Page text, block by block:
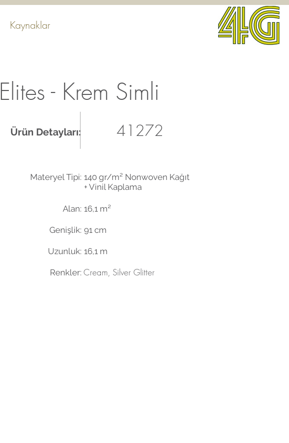
Kaynaklar
41272
Elites - Krem Simli
Ürün Detayları:
Materyel Tipi:
Alan:
Genişlik:
Uzunluk:
Renkler:
140 gr/m² Nonwoven Kağıt
+ Vinil Kaplama
16,1 m²
91 cm
16,1 m
Cream, Silver Glitter